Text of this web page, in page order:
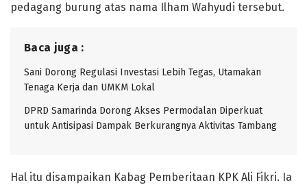
pedagang burung atas nama Ilham Wahyudi tersebut.
Baca juga :
Sani Dorong Regulasi Investasi Lebih Tegas, Utamakan
Tenaga Kerja dan UMKM Lokal
DPRD Samarinda Dorong Akses Permodalan Diperkuat
untuk Antisipasi Dampak Berkurangnya Aktivitas Tambang
Hal itu disampaikan Kabag Pemberitaan KPK Ali Fikri. Ia